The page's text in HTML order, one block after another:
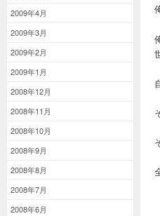
2009年4月
2009年3月
2009年2月
2009年1月
2008年12月
2008年11月
2008年10月
2008年9月
2008年8月
2008年7月
2008年6月